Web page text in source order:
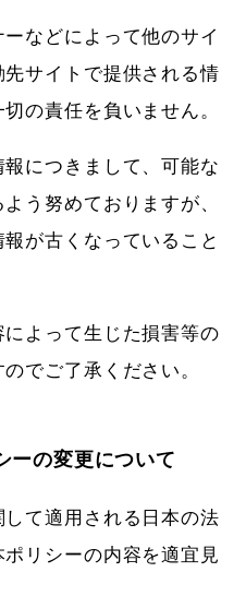
などによって他のサイ
先サイトで提供される情
の責任を負いません。
につきまして、可能な
う努めておりますが、
が古くなっていること
よって生じた損害等の
でご了承ください。
ーの変更について
て適用される日本の法
リシーの内容を適宜見